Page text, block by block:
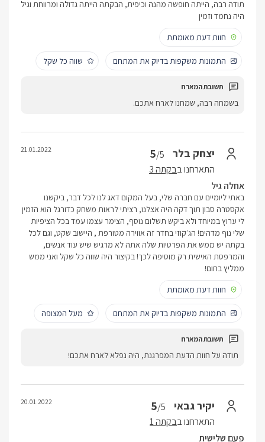
תודה רבה, הייתה חופשה מהנה וכיפית, הבקתה הייתה גדולה ומרווחת וגיל
היה נחמד וזמין
חוות דעת מאומתת
התמונות משקפות בדיוק את המתחם שווה כל שקל
בשמחה רבה, שמחנו לארח אתכם.
יצחק בלר 5/5
התארחנו בבקתה 3
21.01.2022
אחלה גיל
באתי ליומיים עם חברה שלי, בעל המקום דאג לנו לכל דבר, ביקשנו
אקסטרה סבון תוך דקה היה אצלנו, רציתי לראות משחק כדורגל הוא הזמין
לי ערוץ במיוחד ולא ביקש תשלום נוסף, הצימר עצמו עמד בכל הציפיות
שלי נוף מדהים! הג׳קוזי בחדר זה אווירה מטורפת , היישוב שקט, וגם לכל
בקתה יש ממש את הפרטיות שלה אתה לא מרגיש שיש עוד אנשים,
והמרפסת האישית רק מוסיפה לכך! בקיצור היה שווה כל שקל ואני ממש
ממליץ בחום!
חוות דעת מאומתת
התמונות משקפות בדיוק את המתחם מעל המצופה
תודה על חוות הדעת המפרגנת, היה נפלא לארח אתכם!
יקיר גבאי 5/5
התארחנו בבקתה 1
20.01.2022
פעם שלישית